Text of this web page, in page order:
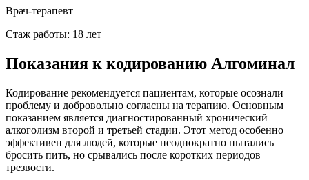
Врач-терапевт
Стаж работы: 18 лет
Показания к кодированию Алгоминал
Кодирование рекомендуется пациентам, которые осознали
проблему и добровольно согласны на терапию. Основным
показанием является диагностированный хронический
алкоголизм второй и третьей стадии. Этот метод особенно
эффективен для людей, которые неоднократно пытались
бросить пить, но срывались после коротких периодов
трезвости.